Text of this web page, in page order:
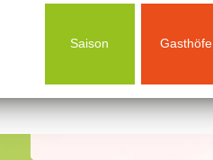
Saison Gasthöfe